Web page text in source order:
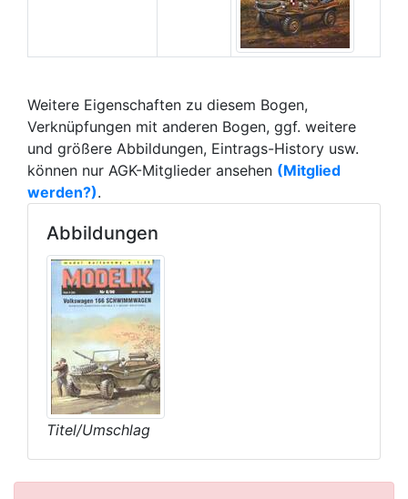
Weitere Eigenschaften zu diesem Bogen,
Verknüpfungen mit anderen Bogen, ggf. weitere
und größere Abbildungen, Eintrags-History usw.
können nur AGK-Mitglieder ansehen (Mitglied
werden?).
Abbildungen
Titel/Umschlag